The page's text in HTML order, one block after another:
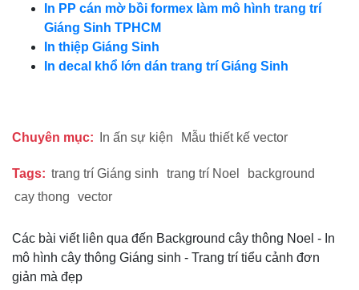
In PP cán mờ bồi formex làm mô hình trang trí
Giáng Sinh TPHCM
In thiệp Giáng Sinh
In decal khổ lớn dán trang trí Giáng Sinh
Chuyên mục: In ấn sự kiện Mẫu thiết kế vector
Tags: trang trí Giáng sinh trang trí Noel
background
cay thong
vector
Các bài viết liên qua đến Background cây thông Noel - In
mô hình cây thông Giáng sinh - Trang trí tiểu cảnh đơn
giản mà đẹp